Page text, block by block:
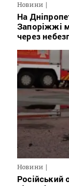
Новини
На
Запоріжжі
через
Новини
Російський